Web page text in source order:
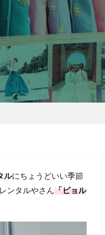
ルにちょうどいい季節
ンタルやさん 「ピョル